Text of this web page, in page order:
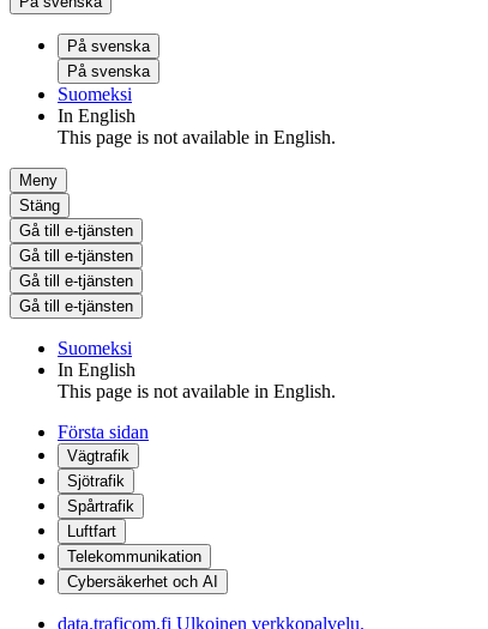
På svenska
På svenska
Suomeksi
In English
This page is not available in English.
Meny
Stäng
Gå till e-tjänsten
Gå till e-tjänsten
Gå till e-tjänsten
Gå till e-tjänsten
Suomeksi
In English
This page is not available in English.
Första sidan
Vägtrafik
Sjötrafik
Spårtrafik
Luftfart
Telekommunikation
Cybersäkerhet och AI
data.traficom.fi Ulkoinen verkkopalvelu.